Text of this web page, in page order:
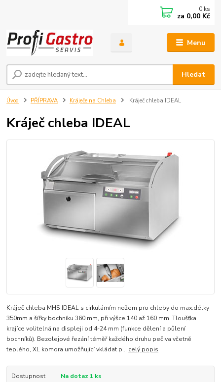
Menu
Hledat
0 ks
za 0,00 Kč
Úvod PŘÍPRAVA Kráječe na Chleba Kráječ chleba IDEAL
Kráječ chleba IDEAL
Kráječ chleba MHS IDEAL s cirkulárním nožem pro chleby do max.délky
350mm a šířky bochníku 360 mm, při výšce 140 až 160 mm. Tloušťka
krajíce volitelná na displeji od 4-24 mm (funkce dělení a půlení
bochníků). Bezolejové řezání téměř každého druhu pečiva včetně
teplého, XL komora umožňující vkládat p... celý popis
Dostupnost
Na dotaz 1 ks